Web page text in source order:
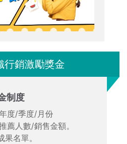
行銷激勵獎金
制度
度/季度/月份
薦人數/銷售金額。
名單。